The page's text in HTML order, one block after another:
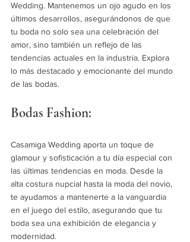
Wedding. Mantenemos un ojo agudo en los
últimos desarrollos, asegurándonos de que
tu boda no solo sea una celebración del
amor, sino también un reflejo de las
tendencias actuales en la industria. Explora
lo más destacado y emocionante del mundo
de las bodas.
Bodas Fashion:
Casamiga Wedding aporta un toque de
glamour y sofisticación a tu día especial con
las últimas tendencias en moda. Desde la
alta costura nupcial hasta la moda del novio,
te ayudamos a mantenerte a la vanguardia
en el juego del estilo, asegurando que tu
boda sea una exhibición de elegancia y
modernidad.